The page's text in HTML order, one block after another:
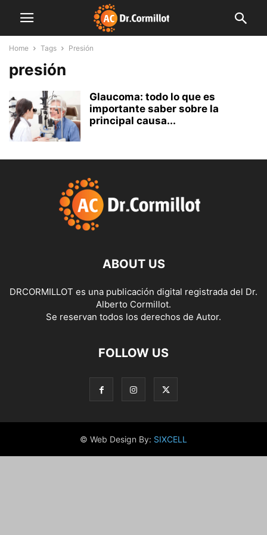
Home Tags Presión
presión
Glaucoma: todo lo que es
importante saber sobre la
principal causa...
ABOUT US
DRCORMILLOT es una publicación digital registrada del Dr.
Alberto Cormillot.
Se reservan todos los derechos de Autor.
FOLLOW US
© Web Design By: SIXCELL